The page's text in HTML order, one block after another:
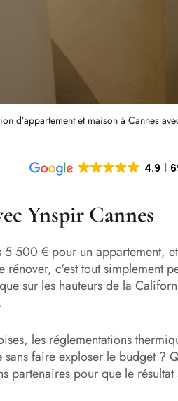
d’appartement et maison à Cannes
4.9
Ynspir Cannes
500 € pour un
c'est tout simplement
sur les hauteurs de la
les réglementations
faire exploser le budget
partenaires pour que le